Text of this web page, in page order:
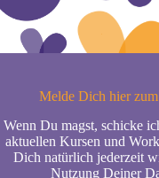
Melde Dich hier
Wenn Du magst, schicke
aktuellen Kursen und
Dich natürlich jederzeit
Nutzung Deiner